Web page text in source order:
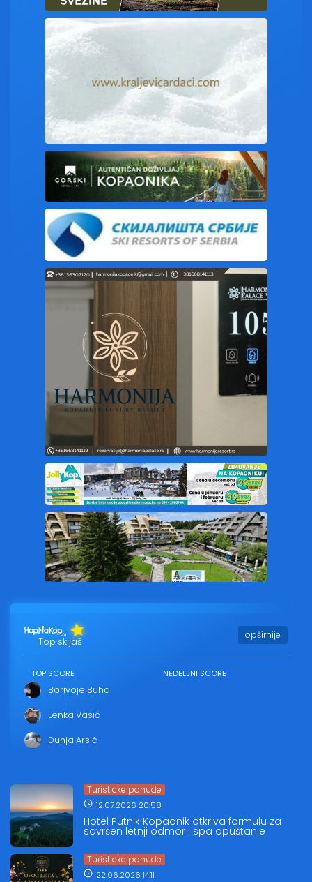
Top skijaš
opširnije
TOP SCORE
Borivoje Buha
Lenka Vasić
Dunja Arsić
NEDELJNI SCORE
Turisticke ponude
12.07.2026 20:58
Hotel Putnik Kopaonik otkriva formulu za
savršen letnji odmor i spa opuštanje
Turisticke ponude
22.06.2026 14:11